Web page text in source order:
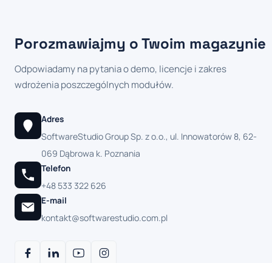
Porozmawiajmy o Twoim magazynie
Odpowiadamy na pytania o demo, licencje i zakres
wdrożenia poszczególnych modułów.
Adres
SoftwareStudio Group Sp. z o.o., ul. Innowatorów 8, 62-
069 Dąbrowa k. Poznania
Telefon
+48 533 322 626
E-mail
kontakt@softwarestudio.com.pl